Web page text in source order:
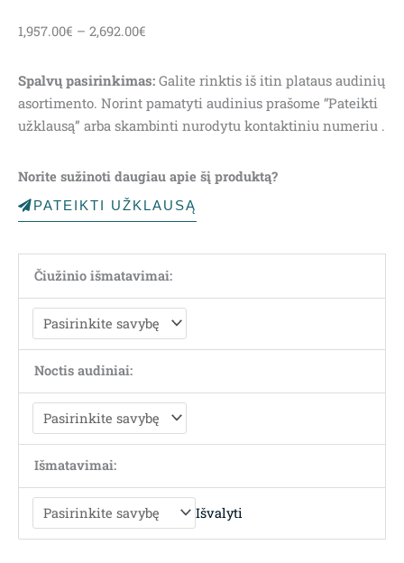
1,957.00€ – 2,692.00€
through
2,692.00€
Spalvų pasirinkimas: Galite rinktis iš itin plataus audinių
asortimento. Norint pamatyti audinius prašome “Pateikti
užklausą” arba skambinti nurodytu kontaktiniu numeriu .
Norite sužinoti daugiau apie šį produktą?
PATEIKTI UŽKLAUSĄ
Čiužinio išmatavimai:
Noctis audiniai:
Išmatavimai:
Išvalyti